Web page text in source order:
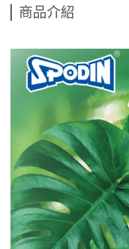
商品介紹